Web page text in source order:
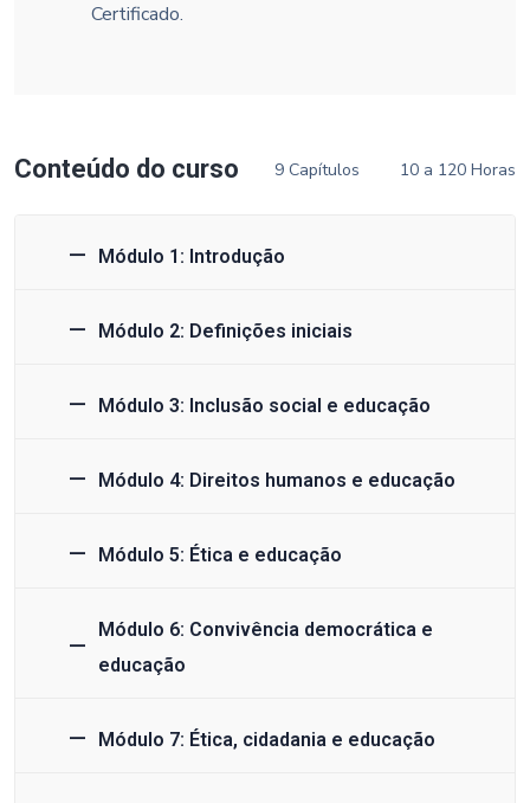
Certificado.
Conteúdo do curso 9 Capítulos 10 a 120 Horas
Módulo 1: Introdução
Módulo 2: Definições iniciais
Módulo 3: Inclusão social e educação
Módulo 4: Direitos humanos e educação
Módulo 5: Ética e educação
Módulo 6: Convivência democrática e
educação
Módulo 7: Ética, cidadania e educação